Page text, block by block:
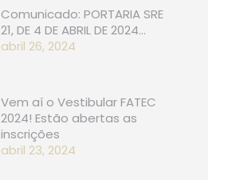
Comunicado: PORTARIA SRE
21, D​​E 4 DE ABRIL DE 2024…
abril 26, 2024
Vem aí o Vestibular FATEC
2024! Estão abertas as
inscrições
abril 23, 2024